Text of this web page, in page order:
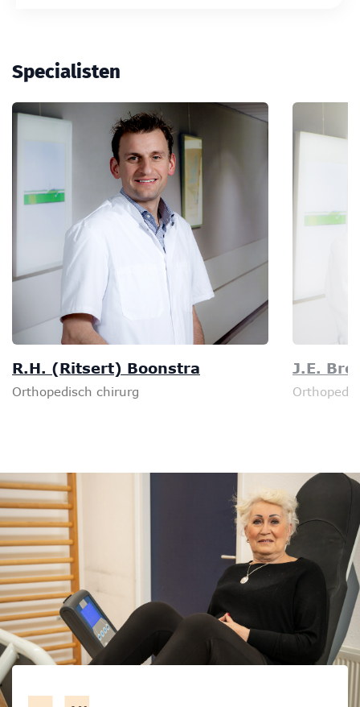
Specialisten
R.H. (Ritsert) Boonstra
Orthopedisch chirurg
J.E.